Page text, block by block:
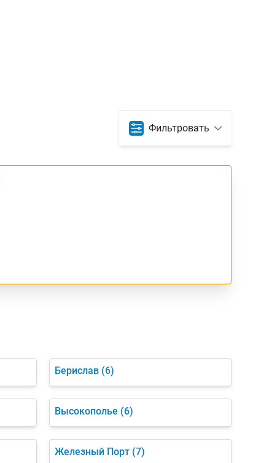
Фильтровать
Берислав (6)
Высокополье (6)
Железный Порт (7)